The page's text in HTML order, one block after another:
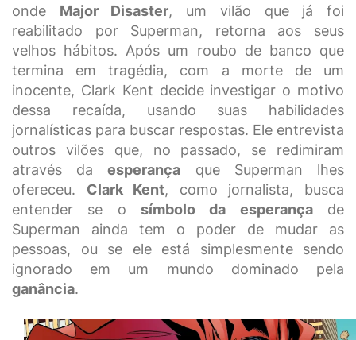
onde Major Disaster, um vilão que já foi
reabilitado por Superman, retorna aos seus
velhos hábitos. Após um roubo de banco que
termina em tragédia, com a morte de um
inocente, Clark Kent decide investigar o motivo
dessa recaída, usando suas habilidades
jornalísticas para buscar respostas. Ele entrevista
outros vilões que, no passado, se redimiram
através daesperança que Superman lhes
ofereceu. Clark Kent, como jornalista, busca
entender se o símbolo da esperançade
Superman ainda tem o poder de mudar as
pessoas, ou se ele está simplesmente sendo
ignorado em um mundo dominado pela
ganância.